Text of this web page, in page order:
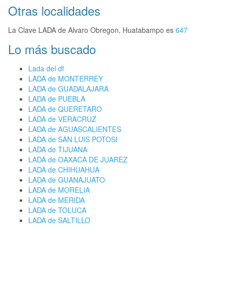
Otras localidades
La Clave LADA de Alvaro Obregon, Huatabampo es 647
Lo más buscado
Lada del df
LADA de MONTERREY
LADA de GUADALAJARA
LADA de PUEBLA
LADA de QUERETARO
LADA de VERACRUZ
LADA de AGUASCALIENTES
LADA de SAN LUIS POTOSI
LADA de TIJUANA
LADA de OAXACA DE JUAREZ
LADA de CHIHUAHUA
LADA de GUANAJUATO
LADA de MORELIA
LADA de MERIDA
LADA de TOLUCA
LADA de SALTILLO